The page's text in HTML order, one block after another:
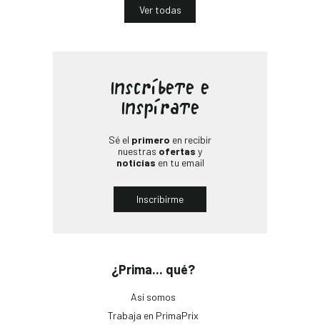
Ver todas
¿Prima... qué?
Así somos
Trabaja en PrimaPrix
Inscríbete e
Inspírate
Sé el primero en recibir
nuestras ofertas y
noticias en tu email
Inscribirme